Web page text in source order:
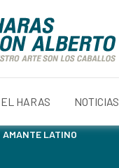
EL HARAS NOTICIAS
AMANTE LATINO